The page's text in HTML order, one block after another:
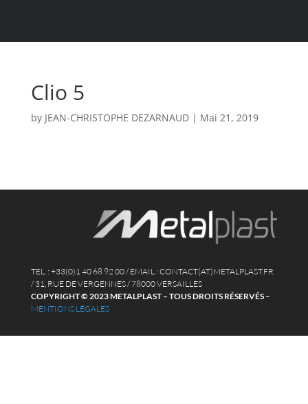
Clio 5
by JEAN-CHRISTOPHE DEZARNAUD| Mai 21, 2019
TEL. : +33(0)1 40 68 92 00 / EMAIL : CONTACT(AT)METALPLAST.FR
/ 31, RUE DE VERGENNES / 78000 VERSAILLES
COPYRIGHT © 2023 METALPLAST – TOUS DROITS RÉSERVÉS–
MENTIONS LÉGALES